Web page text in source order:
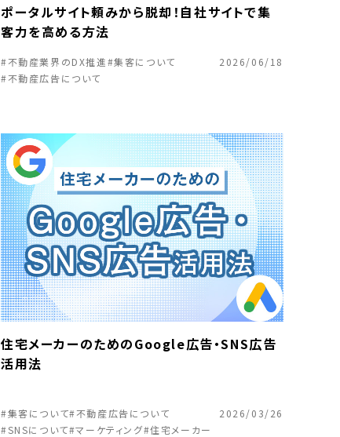
ポータルサイト頼みから脱却！自社サイトで集
客力を高める方法
#不動産業界のDX推進#集客について
#不動産広告について
2026/06/18
住宅メーカーのためのGoogle広告・SNS広告
活用法
#集客について#不動産広告について
#SNSについて#マーケティング#住宅メーカー
2026/03/26